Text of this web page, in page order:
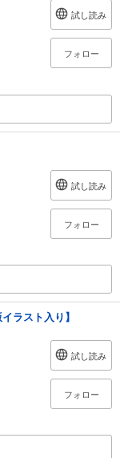
試し読み
フォロー
試し読み
フォロー
ラスト入り】
試し読み
フォロー